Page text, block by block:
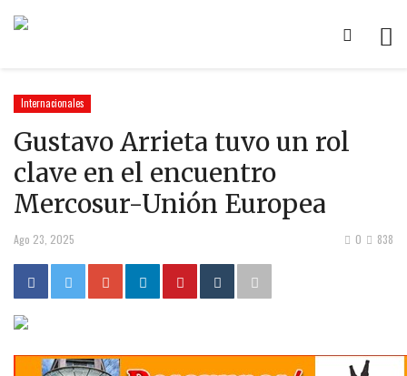
Internacionales
Gustavo Arrieta tuvo un rol
clave en el encuentro
Mercosur-Unión Europea
Ago 23, 2025 838
0